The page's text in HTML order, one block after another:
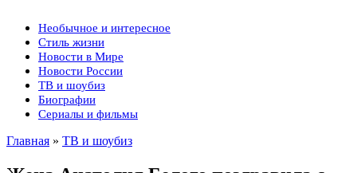
Необычное и интересное
Стиль жизни
Новости в Мире
Новости России
ТВ и шоубиз
Биографии
Сериалы и фильмы
Главная » ТВ и шоубиз